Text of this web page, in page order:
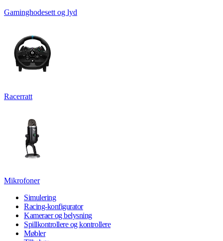
Gaminghodesett og lyd
Racerratt
Mikrofoner
Simulering
Racing-konfigurator
Kameraer og belysning
Spillkontrollere og kontrollere
Møbler